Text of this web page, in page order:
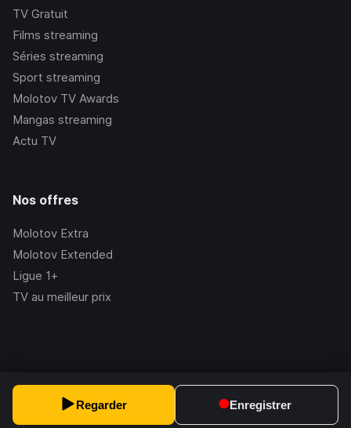
Regarder Enregistrer
TV Gratuit
Films streaming
Séries streaming
Sport streaming
Molotov TV Awards
Mangas streaming
Actu TV
Nos offres
Molotov Extra
Molotov Extended
Ligue 1+
TV au meilleur prix
2.228.1